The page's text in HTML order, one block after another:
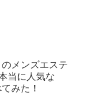
メンズエステ
当に人気な
みた！